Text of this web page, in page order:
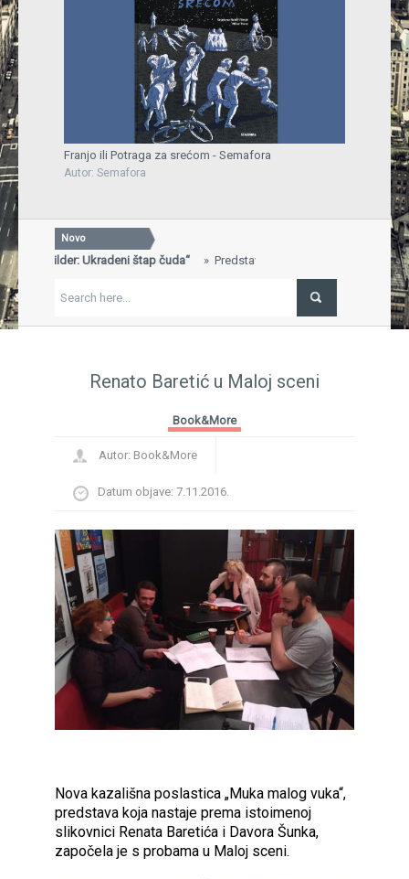
Franjo ili Potraga za srećom - Semafora
Autor: Semafora
Novo
Wilder: Ukradeni štap čuda“
Predstavljena knjiga „Will Wilder:
dobila nagradu za najbolje uređen štand na 29. Sarajevskom sajmu
knjiga, nagrada, Sajam knjiga, Sarajevo...
Renato Baretić u Maloj sceni
Book&More
Autor: Book&More
Datum objave: 7.11.2016.
Nova kazališna poslastica „Muka malog vuka“,
predstava koja nastaje prema istoimenoj
slikovnici Renata Baretića i Davora Šunka,
započela je s probama u Maloj sceni.